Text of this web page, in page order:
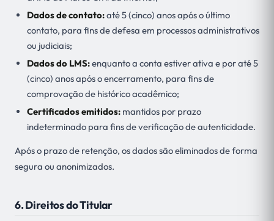
Dados de contato:até 5 (cinco) anos após o último
contato, para fins de defesa em processos administrativos
ou judiciais;
Dados do LMS:enquanto a conta estiver ativa e por até 5
(cinco) anos após o encerramento, para fins de
comprovação de histórico acadêmico;
Certificados emitidos: mantidos por prazo
indeterminado para fins de verificação de autenticidade.
Após o prazo de retenção, os dados são eliminados de forma
segura ou anonimizados.
6. Direitos do Titular